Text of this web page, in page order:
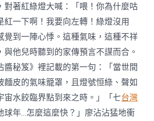
對著紅綠燈大喊：「喂！你為什麼咕
紅一下啊！我要向左轉！綠燈沒用
覺到一陣心悸。這種氣味，這種不祥
與他兒時聽到的家傳預言不謀而合。
醬秘笈》裡記載的第一句：「當世間
麵皮的氣味籠罩，且燈號恒綠、聲如
宙水餃臨界點到來之時。」「七台灣
球年…怎麼這麼快？」廖沾沾猛地衝